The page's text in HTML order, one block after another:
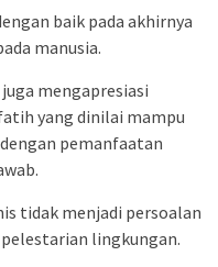
baik pada akhirnya
manusia.
mengapresiasi
yang dinilai mampu
pemanfaatan
tidak menjadi persoalan
lingkungan.